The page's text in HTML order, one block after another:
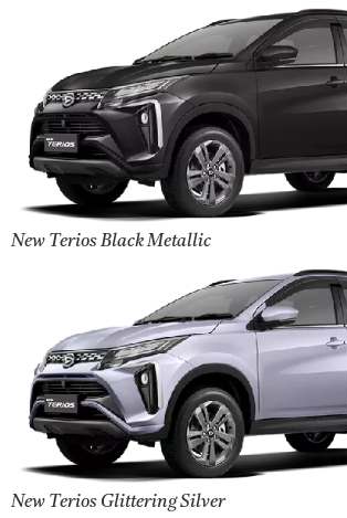
New Terios Black Metallic
New Terios Glittering Silver